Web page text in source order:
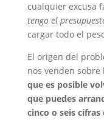
cualquier excusa
tengo el
cargar todo el
El origen del
nos venden
que es posible
que puedes
cinco o seis